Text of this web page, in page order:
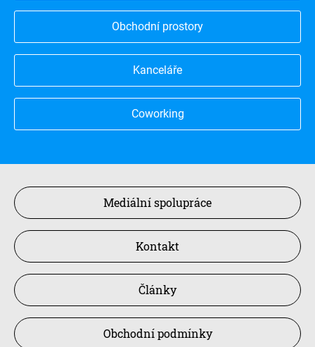
Obchodní prostory
Kanceláře
Coworking
Mediální spolupráce
Kontakt
Články
Obchodní podmínky